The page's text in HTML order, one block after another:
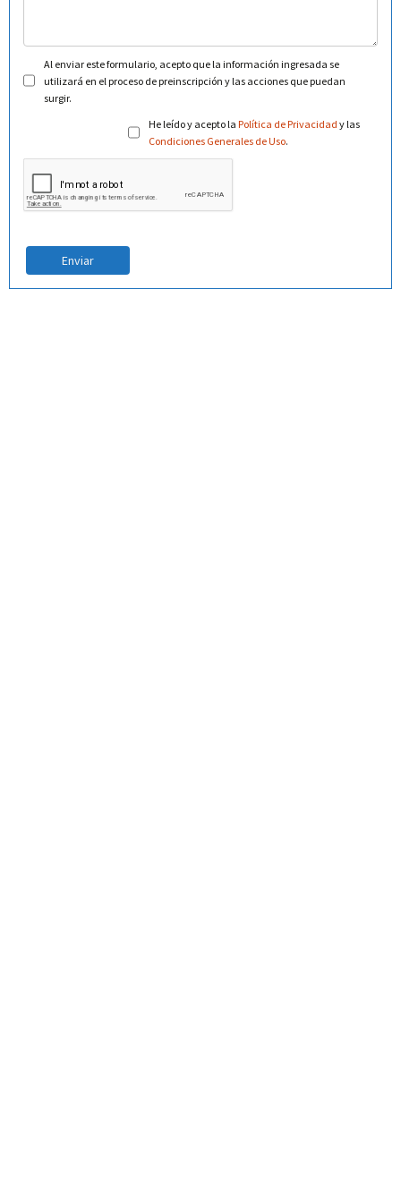
Al enviar este formulario, acepto que la información ingresada se
utilizará en el proceso de preinscripción y las acciones que puedan
surgir.
He leído y acepto la Política de Privacidad y las
Condiciones Generales de Uso.
Enviar